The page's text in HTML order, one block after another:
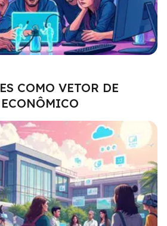
COMO VETOR DE